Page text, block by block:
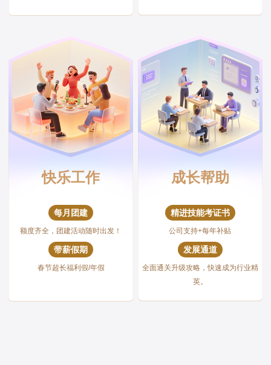
快乐工作
每月团建
额度齐全，团建活动随时出发！
带薪假期
春节超长福利假/年假
成长帮助
精进技能考证书
公司支持+每年补贴
发展通道
全面通关升级攻略，快速成为行业精
英。